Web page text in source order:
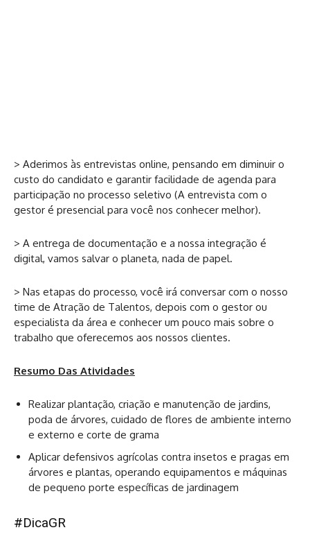
> Aderimos às entrevistas online, pensando em diminuir o
custo do candidato e garantir facilidade de agenda para
participação no processo seletivo (A entrevista com o
gestor é presencial para você nos conhecer melhor).
> A entrega de documentação e a nossa integração é
digital, vamos salvar o planeta, nada de papel.
> Nas etapas do processo, você irá conversar com o nosso
time de Atração de Talentos, depois com o gestor ou
especialista da área e conhecer um pouco mais sobre o
trabalho que oferecemos aos nossos clientes.
Resumo Das Atividades
Realizar plantação, criação e manutenção de jardins,
poda de árvores, cuidado de flores de ambiente interno
e externo e corte de grama
Aplicar defensivos agrícolas contra insetos e pragas em
árvores e plantas, operando equipamentos e máquinas
de pequeno porte específicas de jardinagem
#DicaGR